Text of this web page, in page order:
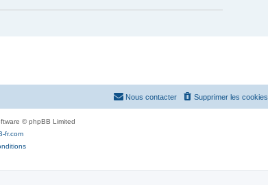
Supprimer les cookies
Nous contacter
© phpBB Limited
fr.com